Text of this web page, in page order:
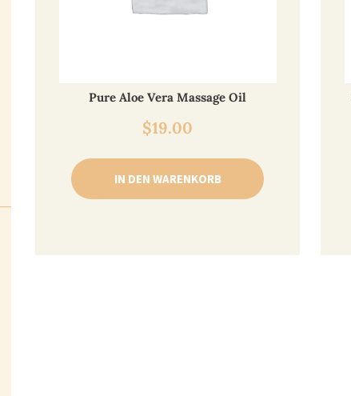
Pure Aloe Vera Massage Oil
$19.00
IN DEN WARENKORB